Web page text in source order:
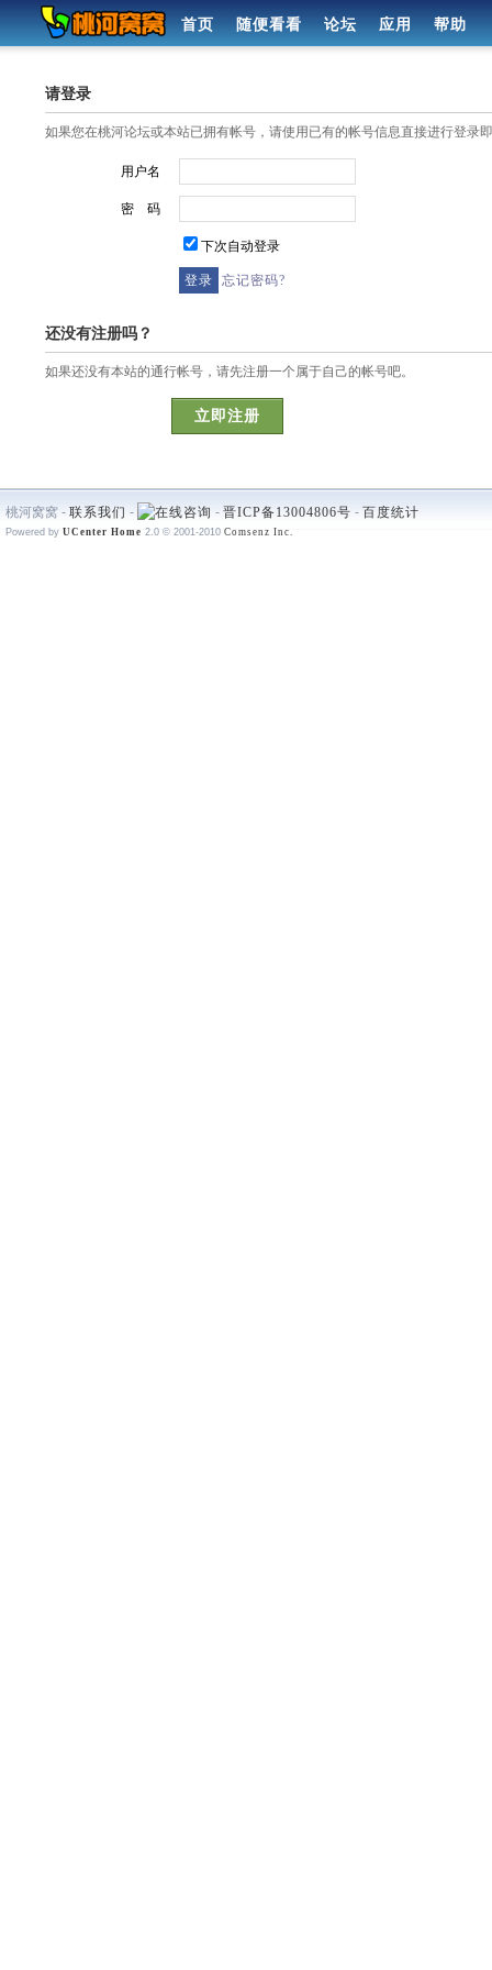
首页 随便看看 论坛 应用 帮助
请登录
如果您在桃河论坛或本站已拥有帐号，请使用已有的帐号信息直接进行登录
用户名
密 码
下次自动登录
忘记密码?
还没有注册吗？
如果还没有本站的通行帐号，请先注册一个属于自己的帐号吧。
立即注册
桃河窝窝 - 联系我们 - - 晋ICP备13004806号 - 百度统计
Powered by UCenter Home 2.0 © 2001-2010 Comsenz Inc.